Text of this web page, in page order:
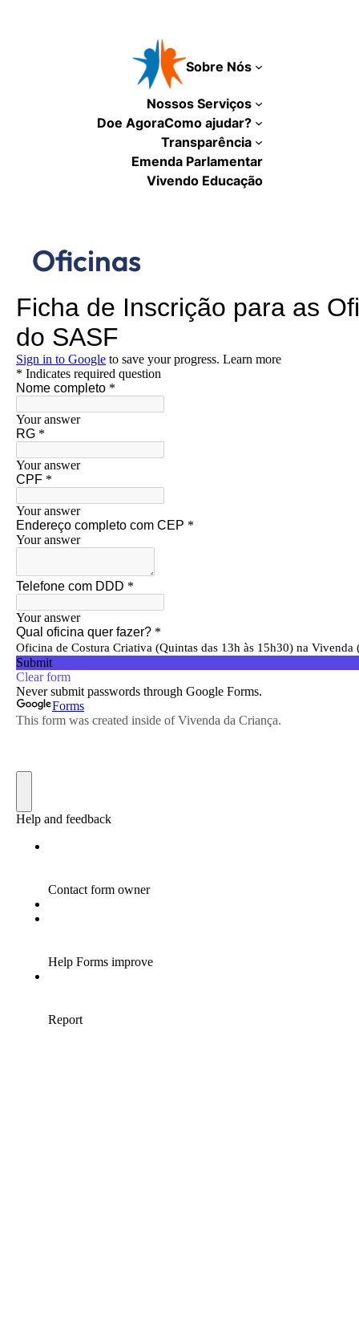
Sobre Nós
Nossos Serviços
Doe AgoraComo ajudar?
Transparência
Emenda Parlamentar
Vivendo Educação
Oficinas